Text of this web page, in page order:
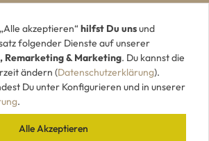
akzeptieren“ hilfst Du unsund
folgender Dienste auf unserer
Remarketing & Marketing. Du kannst die
ändern (Datenschutzerklärung).
Du unter Konfigurieren und in unserer
.
Alle Akzeptieren